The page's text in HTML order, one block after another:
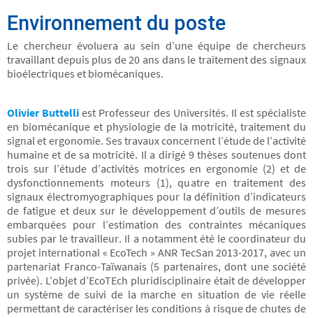
Environnement du poste
Le chercheur évoluera au sein d’une équipe de chercheurs
travaillant depuis plus de 20 ans dans le traitement des signaux
bioélectriques et biomécaniques.
Olivier Buttelli est Professeur des Universités. Il est spécialiste
en biomécanique et physiologie de la motricité, traitement du
signal et ergonomie. Ses travaux concernent l’étude de l’activité
humaine et de sa motricité. Il a dirigé 9 thèses soutenues dont
trois sur l’étude d’activités motrices en ergonomie (2) et de
dysfonctionnements moteurs (1), quatre en traitement des
signaux électromyographiques pour la définition d’indicateurs
de fatigue et deux sur le développement d’outils de mesures
embarquées pour l’estimation des contraintes mécaniques
subies par le travailleur. Il a notamment été le coordinateur du
projet international « EcoTech » ANR TecSan 2013-2017, avec un
partenariat Franco-Taïwanais (5 partenaires, dont une société
privée). L’objet d’EcoTEch pluridisciplinaire était de développer
un système de suivi de la marche en situation de vie réelle
permettant de caractériser les conditions à risque de chutes de